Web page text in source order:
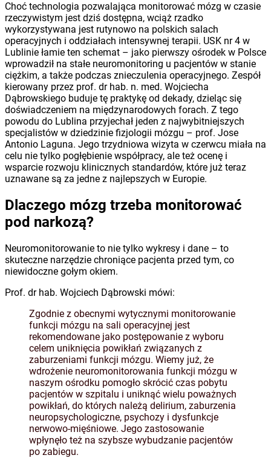
Choć technologia pozwalająca monitorować mózg w czasie
rzeczywistym jest dziś dostępna, wciąż rzadko
wykorzystywana jest rutynowo na polskich salach
operacyjnych i oddziałach intensywnej terapii. USK nr 4 w
Lublinie łamie ten schemat – jako pierwszy ośrodek w Polsce
wprowadził na stałe neuromonitoring u pacjentów w stanie
ciężkim, a także podczas znieczulenia operacyjnego. Zespół
kierowany przez prof. dr hab. n. med. Wojciecha
Dąbrowskiego buduje tę praktykę od dekady, dzieląc się
doświadczeniem na międzynarodowych forach. Z tego
powodu do Lublina przyjechał jeden z najwybitniejszych
specjalistów w dziedzinie fizjologii mózgu – prof. Jose
Antonio Laguna. Jego trzydniowa wizyta w czerwcu miała na
celu nie tylko pogłębienie współpracy, ale też ocenę i
wsparcie rozwoju klinicznych standardów, które już teraz
uznawane są za jedne z najlepszych w Europie.
Dlaczego mózg trzeba monitorować
pod narkozą?
Neuromonitorowanie to nie tylko wykresy i dane – to
skuteczne narzędzie chroniące pacjenta przed tym, co
niewidoczne gołym okiem.
Prof. dr hab. Wojciech Dąbrowski mówi:
Zgodnie z obecnymi wytycznymi monitorowanie
funkcji mózgu na sali operacyjnej jest
rekomendowane jako postępowanie z wyboru
celem uniknięcia powikłań związanych z
zaburzeniami funkcji mózgu. Wiemy już, że
wdrożenie neuromonitorowania funkcji mózgu w
naszym ośrodku pomogło skrócić czas pobytu
pacjentów w szpitalu i uniknąć wielu poważnych
powikłań, do których należą delirium, zaburzenia
neuropsychologiczne, psychozy i dysfunkcje
nerwowo-mięśniowe. Jego zastosowanie
wpłynęło też na szybsze wybudzanie pacjentów
po zabiegu.